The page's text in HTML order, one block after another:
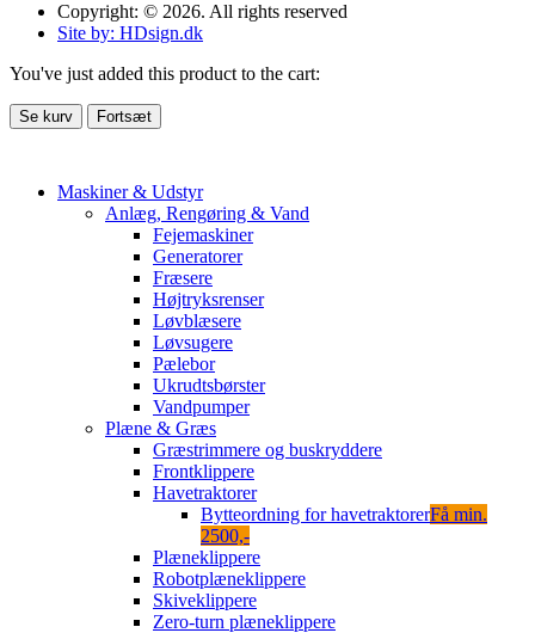
Copyright: © 2026. All rights reserved
Site by: HDsign.dk
You've just added this product to the cart:
Se kurv Fortsæt
Maskiner & Udstyr
Anlæg, Rengøring & Vand
Fejemaskiner
Generatorer
Fræsere
Højtryksrenser
Løvblæsere
Løvsugere
Pælebor
Ukrudtsbørster
Vandpumper
Plæne & Græs
Græstrimmere og buskryddere
Frontklippere
Havetraktorer
Bytteordning for havetraktorerFå min.
2500,-
Plæneklippere
Robotplæneklippere
Skiveklippere
Zero-turn plæneklippere